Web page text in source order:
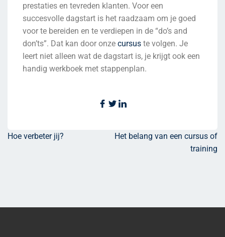
prestaties en tevreden klanten. Voor een
succesvolle dagstart is het raadzaam om je goed
voor te bereiden en te verdiepen in de “do’s and
don’ts”. Dat kan door onze cursus te volgen. Je
leert niet alleen wat de dagstart is, je krijgt ook een
handig werkboek met stappenplan.
Hoe verbeter jij?
Het belang van een cursus of
training